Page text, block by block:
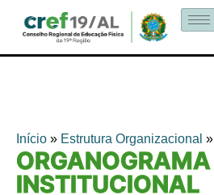
Início » Estrutura Organizacional »
ORGANOGRAMA
INSTITUCIONAL